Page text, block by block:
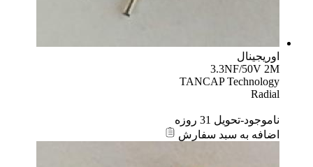
اوریجینال
3.3NF/50V 2M
TANCAP Technology
Radial
ناموجود-تحویل 31 روزه
اضافه به سبد سفارش